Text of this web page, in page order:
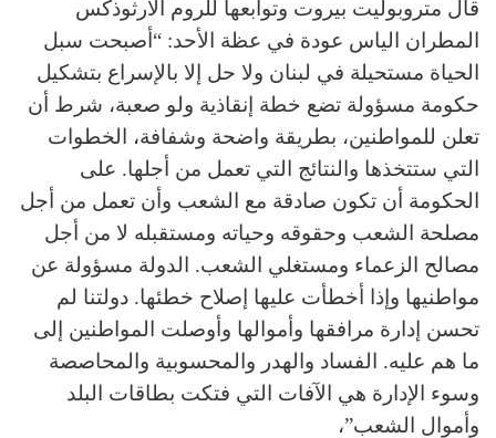
قال متروبوليت بيروت وتوابعها للروم الأرثوذكس
المطران الياس عودة في عظة الأحد: “أصبحت سبل
الحياة مستحيلة في لبنان ولا حل إلا بالإسراع بتشكيل
حكومة مسؤولة تضع خطة إنقاذية ولو صعبة، شرط أن
تعلن للمواطنين، بطريقة واضحة وشفافة، الخطوات
التي ستتخذها والنتائج التي تعمل من أجلها. على
الحكومة أن تكون صادقة مع الشعب وأن تعمل من أجل
مصلحة الشعب وحقوقه وحياته ومستقبله لا من أجل
مصالح الزعماء ومستغلي الشعب. الدولة مسؤولة عن
مواطنيها وإذا أخطأت عليها إصلاح خطئها. دولتنا لم
تحسن إدارة مرافقها وأموالها وأوصلت المواطنين إلى
ما هم عليه. الفساد والهدر والمحسوبية والمحاصصة
وسوء الإدارة هي الآفات التي فتكت بطاقات البلد
وأموال الشعب”،